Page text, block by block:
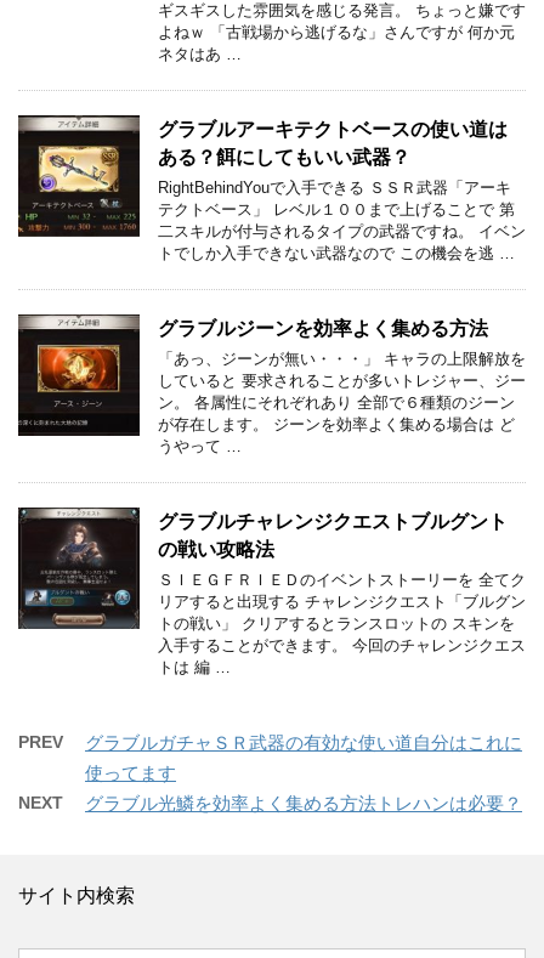
ギスギスした雰囲気を感じる発言。 ちょっと嫌です
よねｗ 「古戦場から逃げるな」さんですが 何か元
ネタはあ …
グラブルアーキテクトベースの使い道は
ある？餌にしてもいい武器？
RightBehindYouで入手できる ＳＳＲ武器「アーキ
テクトベース」 レベル１００まで上げることで 第
二スキルが付与されるタイプの武器ですね。 イベン
トでしか入手できない武器なので この機会を逃 …
グラブルジーンを効率よく集める方法
「あっ、ジーンが無い・・・」 キャラの上限解放を
していると 要求されることが多いトレジャー、ジー
ン。 各属性にそれぞれあり 全部で６種類のジーン
が存在します。 ジーンを効率よく集める場合は ど
うやって …
グラブルチャレンジクエストブルグント
の戦い攻略法
ＳＩＥＧＦＲＩＥＤのイベントストーリーを 全てク
リアすると出現する チャレンジクエスト「ブルグン
トの戦い」 クリアするとランスロットの スキンを
入手することができます。 今回のチャレンジクエス
トは 編 …
PREV
グラブルガチャＳＲ武器の有効な使い道自分はこれに
使ってます
NEXT グラブル光鱗を効率よく集める方法トレハンは必要？
サイト内検索